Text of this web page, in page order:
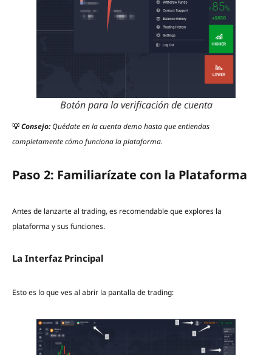
Botón para la verificación de cuenta
💡Consejo:Quédate en la cuenta demo hasta que entiendas
completamente cómo funciona la plataforma.
Paso 2: Familiarízate con la Plataforma
Antes de lanzarte al trading, es recomendable que explores la
plataforma y sus funciones.
La Interfaz Principal
Esto es lo que ves al abrir la pantalla de trading: